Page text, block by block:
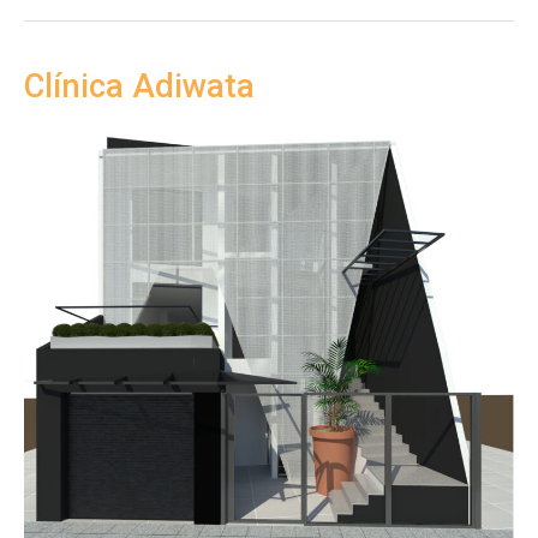
Skin
Clínica Adiwata